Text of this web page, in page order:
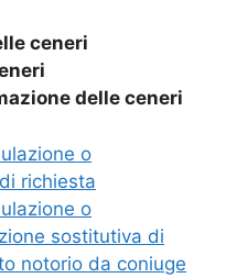
ceneri
delle ceneri
o
richiesta
o
sostitutiva di
notorio da coniuge